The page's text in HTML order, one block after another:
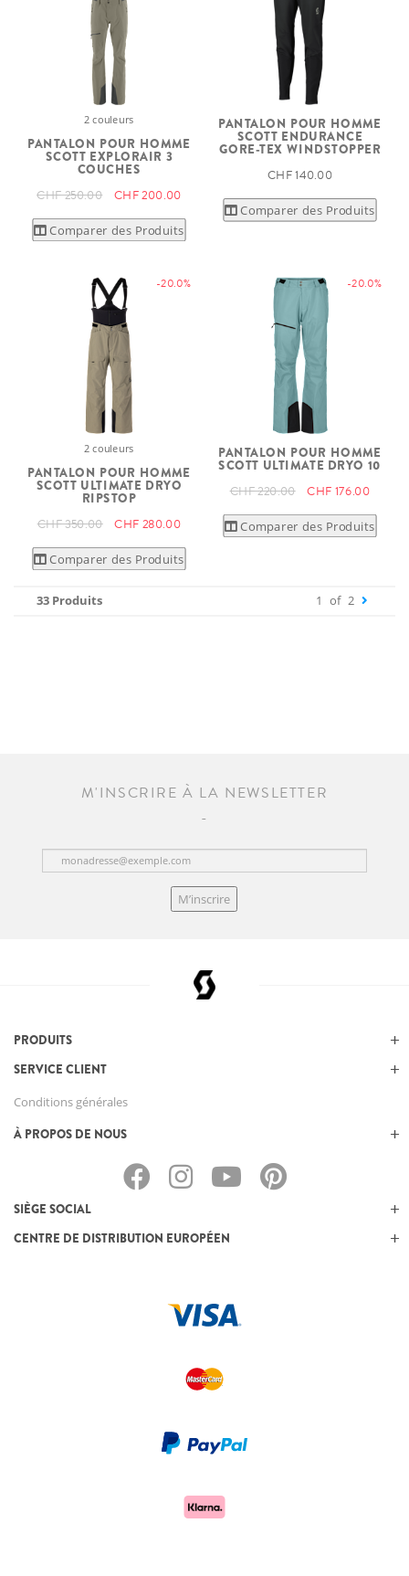
2 couleurs
PANTALON POUR HOMME
SCOTT EXPLORAIR 3
COUCHES
CHF 250.00 CHF 200.00
Comparer des Produits
PANTALON POUR HOMME
SCOTT ENDURANCE
GORE-TEX WINDSTOPPER
CHF 140.00
Comparer des Produits
-20.0%
2 couleurs
PANTALON POUR HOMME
SCOTT ULTIMATE DRYO
RIPSTOP
CHF 350.00 CHF 280.00
Comparer des Produits
-20.0%
PANTALON POUR HOMME
SCOTT ULTIMATE DRYO 10
CHF 220.00 CHF 176.00
Comparer des Produits
33 Produits 1 of 2
M'INSCRIRE À LA NEWSLETTER
M’inscrire
PRODUITS
SERVICE CLIENT
Conditions générales
À PROPOS DE NOUS
SIÈGE SOCIAL
CENTRE DE DISTRIBUTION EUROPÉEN